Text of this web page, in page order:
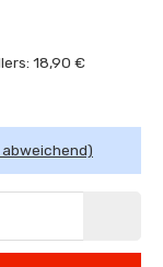
18,90 €
abweichend)